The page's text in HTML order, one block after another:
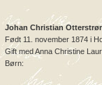
Johan Christian
Født 11. november 1874 i
Gift med Anna Christine
Børn: